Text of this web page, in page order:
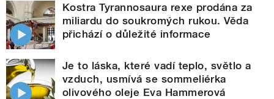
Kostra Tyrannosaura rexe prodána za
miliardu do soukromých rukou. Věda
přichází o důležité informace
Je to láska, které vadí teplo, světlo a
vzduch, usmívá se sommeliérka
olivového oleje Eva Hammerová